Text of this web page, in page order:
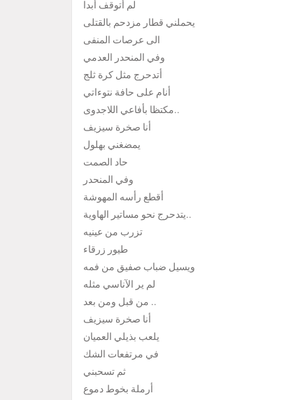
لم أتوقف أبدا
يحملني قطار مزدحم بالقتلى
الى عرصات المنفى
وفي المنحدر العدمي
أتدحرج مثل كرة ثلج
أنام على حافة نتوءاتي
مكتظا بأفاعي اللاجدوى..
أنا صخرة سيزيف
يمضغني بهلول
حاد الصمت
وفي المنحدر
أقطع رأسه المهوشة
يتدحرج نحو مساتير الهاوية..
تزرب من عينيه
طيور زرقاء
ويسيل ضباب صفيق من فمه
لم ير الآناسي مثله
من قبل ومن بعد ..
أنا صخرة سيزيف
يلعب بذيلي العميان
في مرتفعات الشك
ثم تسحبني
أرملة بخوط دموع